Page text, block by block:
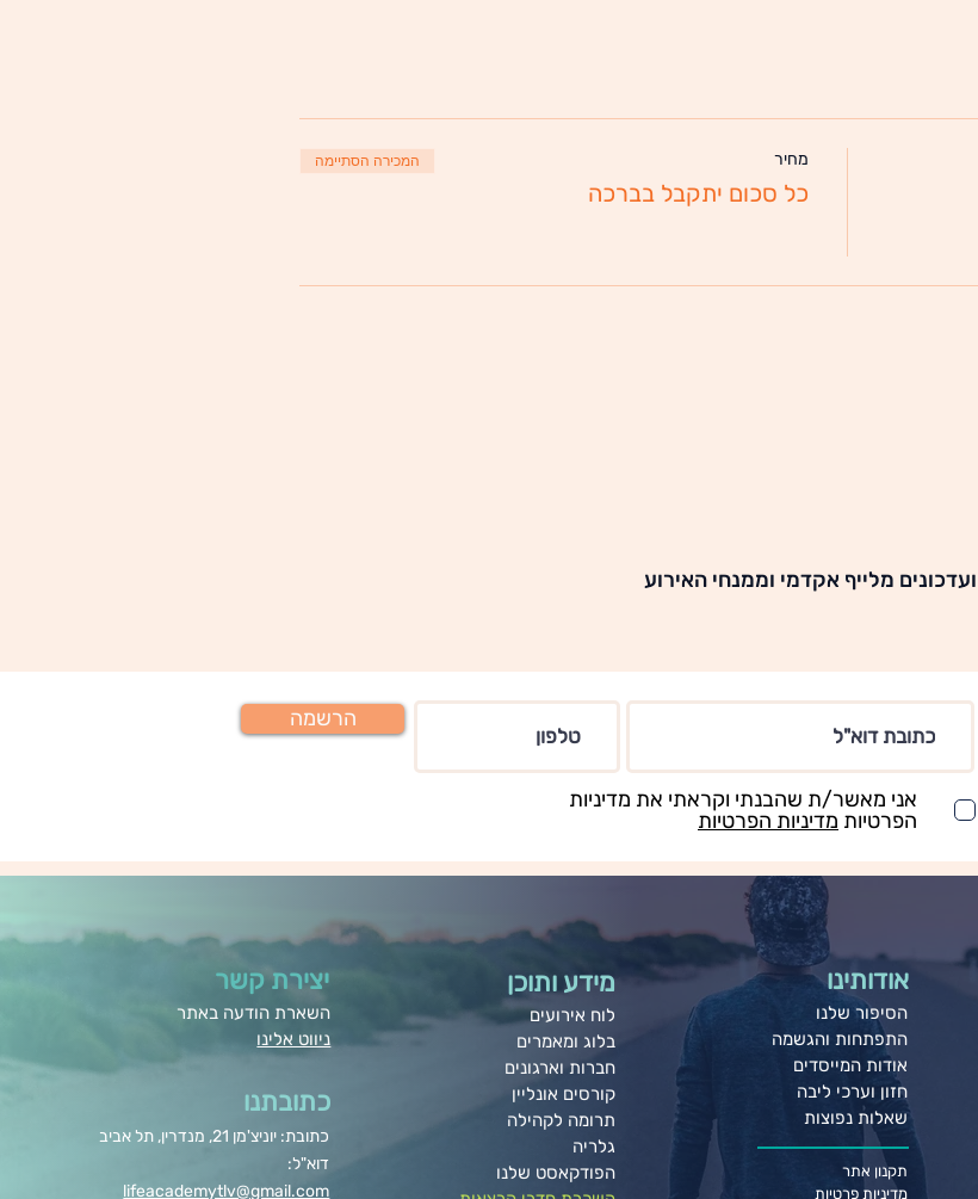
מחיר
כל סכום יתקבל בברכה
המכירה הסתיימה
מלייף אקדמי וממנחי האירוע
הרשמה
אני מאשר/ת שהבנתי וקראתי את מדיניות
הפרטיות מדיניות הפרטיות
יצירת קשר
השארת הודעה באתר
ניווט אלינו
כתובתנו
כתובת: יוניצ'מן 21, מנדרין, תל אביב
דוא"ל:
lifeacademytlv@gmail.com
מידע ותוכן
לוח אירועים
בלוג ומאמרים
חברות וארגונים
קורסים אונליין
תרומה לקהילה
גלריה
הפודקאסט שלנו
אודותינו
הסיפור שלנו
התפתחות והגשמה
אודות המייסדים
חזון וערכי ליבה
שאלות נפוצות
תקנון אתר
מדיניות פרטיות